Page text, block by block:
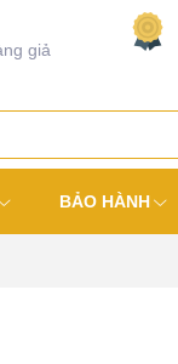
giả
BẢO HÀNH